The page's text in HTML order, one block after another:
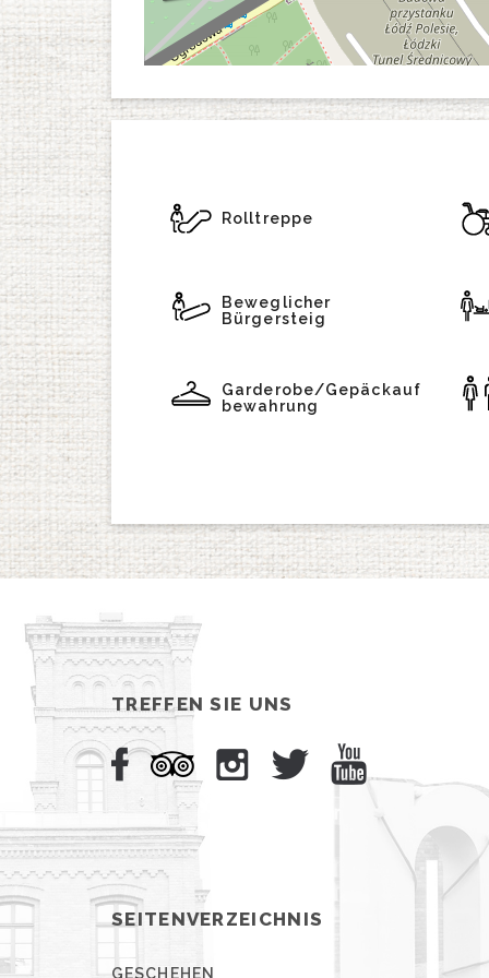
Rolltreppe
Beweglicher
Bürgersteig
Garderobe/Gepäckauf
bewahrung
TREFFEN SIE UNS
SEITENVERZEICHNIS
GESCHEHEN